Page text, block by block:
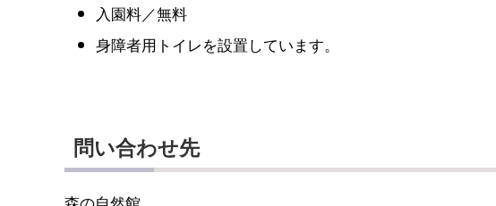
入園料／無料
身障者用トイレを設置しています。
問い合わせ先